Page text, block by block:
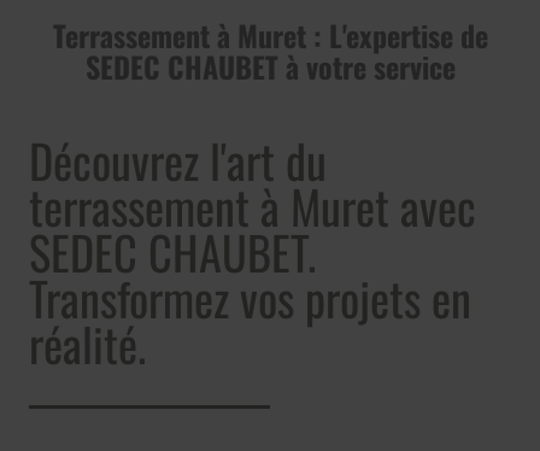
Terrassement à Muret : L'expertise de
SEDEC CHAUBET à votre service
Découvrez l'art du
terrassement à Muret avec
SEDEC CHAUBET.
Transformez vos projets en
réalité.